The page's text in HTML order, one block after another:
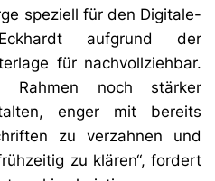
speziell für den Digitale-
aufgrund der
für nachvollziehbar.
noch stärker
enger mit bereits
zu verzahnen und
zu klären“, fordert